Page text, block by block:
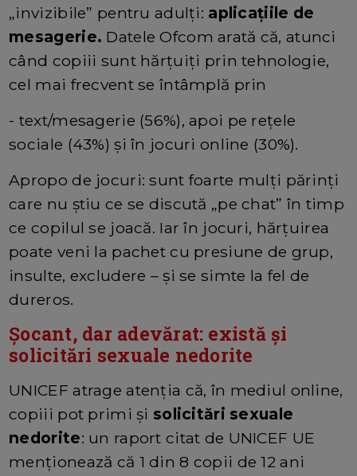
„invizibile” pentru adulți: aplicațiile de
mesagerie. Datele Ofcom arată că, atunci
când copiii sunt hărțuiți prin tehnologie,
cel mai frecvent se întâmplă prin
- text/mesagerie (56%), apoi pe rețele
sociale (43%) și în jocuri online (30%).
Apropo de jocuri: sunt foarte mulți părinți
care nu știu ce se discută „pe chat” în timp
ce copilul se joacă. Iar în jocuri, hărțuirea
poate veni la pachet cu presiune de grup,
insulte, excludere – și se simte la fel de
dureros.
Șocant, dar adevărat: există și
solicitări sexuale nedorite
UNICEF atrage atenția că, în mediul online,
copiii pot primi și solicitări sexuale
nedorite: un raport citat de UNICEF UE
menționează că 1 din 8 copii de 12 ani